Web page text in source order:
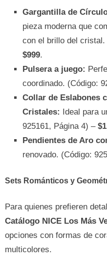
Gargantilla de
pieza moderna que
con el brillo del cristal.
$999.
Pulsera a juego:
coordinado. (Código:
Collar de Eslabones
Cristales: Ideal para
925161, Página 4) –
Pendientes de Aro
renovado. (Código:
Sets Románticos y
Para quienes prefieren
Catálogo NICE Los Más
opciones con formas de
multicolores.